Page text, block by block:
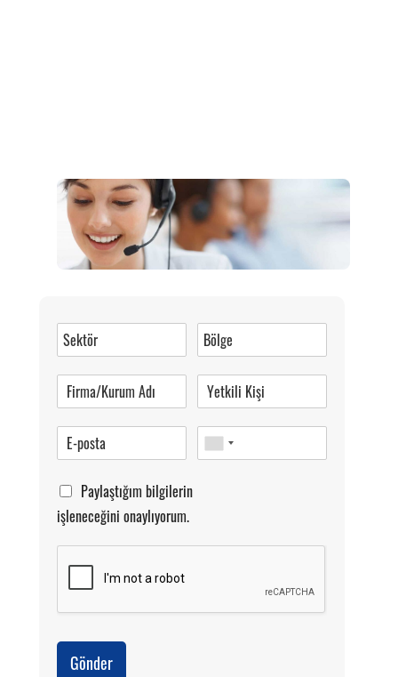
0 (216) 462 49 34
Pazartesi-Cumartesi 09.00-20.00
Paylaştığım bilgilerin
işleneceğini onaylıyorum.
Gönder